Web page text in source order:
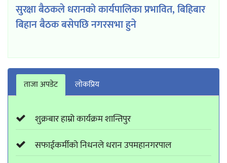
सुरक्षा बैठकले धरानको कार्यपालिका प्रभावित, बिहिबार
बिहान बैठक बसेपछि नगरसभा हुने
ताजा अपडेट लाेकप्रिय
शुक्रबार हाम्रो कार्यक्रम शान्तिपुर
सफाईकर्मीको निधनले धरान उपमहानगरपाल